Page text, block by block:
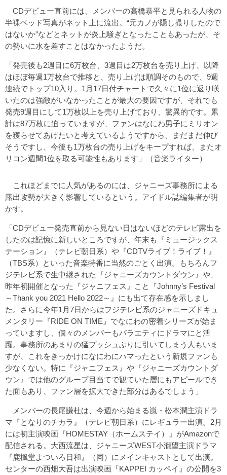
CDデビュー直前には、メンバーの高橋恭平と見られる人物の
半裸ベッド写真がネット上に流出。“元カノが隠し撮りしたので
はないか”などとネットが炎上騒ぎとなったこともあったが、そ
の勢いに水を差すことはなかったようだ。
「発売後も2週目に6万枚台、3週目は2万枚台を売り上げ、以降
はほぼ毎週1万枚台で推移と、売り上げは順調そのもので、9週
連続でトップ10入り。1月17日付チャートで久々に1位に返り咲
いたのは強敵がいなかったことが最大の要因ですが、それでも
発売9週目にして1万枚以上を売り上げており、驚異的です。累
計は87万枚に迫っていますが、ファンはなにわ男子にミリオン
を獲らせてあげたいと考えているようですから、まだまだ伸び
そうですし、今後も1万枚台の売り上げをキープすれば、またオ
リコン週間1位を取る可能性もあります」（音楽ライター）
これほどまでに人気があるのには、ジャニーズ事務所による
露出攻勢が大きく影響しているという。アイドル誌編集者が明
かす。
「CDデビュー発売直前から見ない日はないほどのテレビ露出を
したのは記憶に新しいところですが、年末も『ミュージックス
テーション』（テレビ朝日系）や『CDTVライブ！ライブ！』
（TBS系）といった音楽特番に当然のごとく出演。もちろんフ
ジテレビ系で生中継された『ジャニーズカウントダウン』や、
昨年初開催となった『ジャニフェス』こと『Johnny’s Festival
～Thank you 2021 Hello 2022～』にも出て存在感を示しまし
た。さらに今年1月7日からはフジテレビ系のジャニーズドキュ
メンタリー『RIDE ON TIME』でなにわの密着シリーズが始ま
っていますし、個々のメンバーもバラエティにドラマにと活
躍。事務所のあまりの猛プッシュぶりに引いてしまう人もいま
すが、これをきっかけになにわにハマったという新規ファンも
少なくない。特に『ジャニフェス』や『ジャニーズカウントダ
ウン』では他のグループ目当てで観ていた層にもアピールでき
た面もあり、ファン層を拡大できた部分はあるでしょう」
メンバーの長尾謙杜は、今週から始まる嵐・松本潤主演ドラ
マ『となりのチカラ』（テレビ朝日系）にレギュラー出演。2月
には初主演映画『HOMESTAY（ホームステイ）』がAmazonで
配信される。大西流星は、ジャニーズWEST小瀧望主演ドラマ
『鹿楓堂よついろ日和』（同）にメインキャストとして出演。
センターの西畑大吾は出演映画『KAPPEI カッペイ』の公開を3